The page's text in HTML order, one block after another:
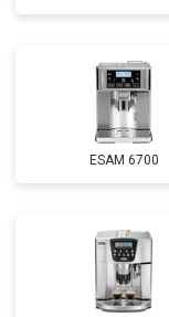
ESAM 6700